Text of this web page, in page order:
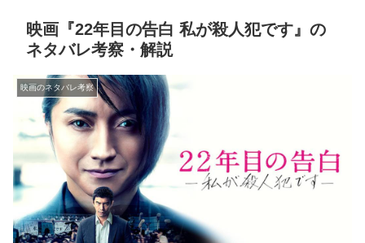
映画『22年目の告白 私が殺人犯です』の
ネタバレ考察・解説
映画のネタバレ考察